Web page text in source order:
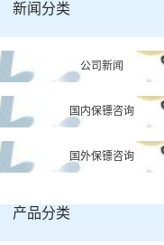
新闻分类
公司新闻
国内保镖咨询
国外保镖咨询
产品分类